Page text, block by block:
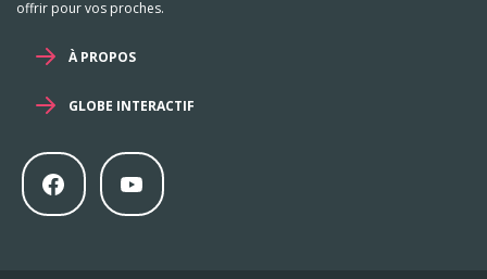
offrir pour vos proches.
À PROPOS
GLOBE INTERACTIF